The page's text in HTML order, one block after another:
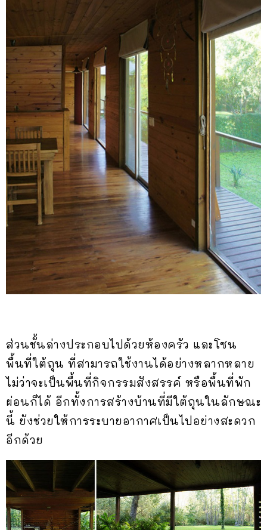
ส่วนชั้นล่างประกอบไปด้วยห้องครัว และโซน
พื้นที่ใต้ถุน ที่สามารถใช้งานได้อย่างหลากหลาย
ไม่ว่าจะเป็นพื้นที่กิจกรรมสังสรรค์ หรือพื้นที่พัก
ผ่อนก็ได้ อีกทั้งการสร้างบ้านที่มีใต้ถุนในลักษณะ
นี้ ยังช่วยให้การระบายอากาศเป็นไปอย่างสะดวก
อีกด้วย